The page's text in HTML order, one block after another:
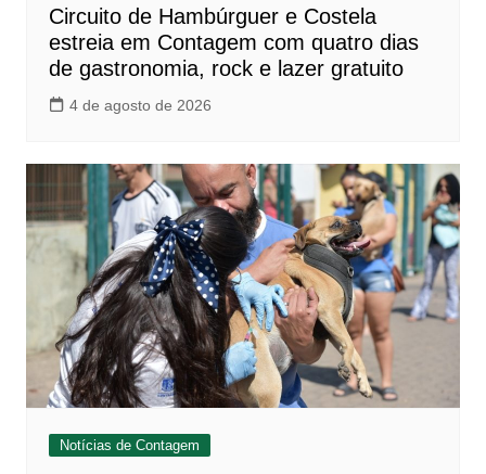
Circuito de Hambúrguer e Costela
estreia em Contagem com quatro dias
de gastronomia, rock e lazer gratuito
4 de agosto de 2026
Notícias de Contagem